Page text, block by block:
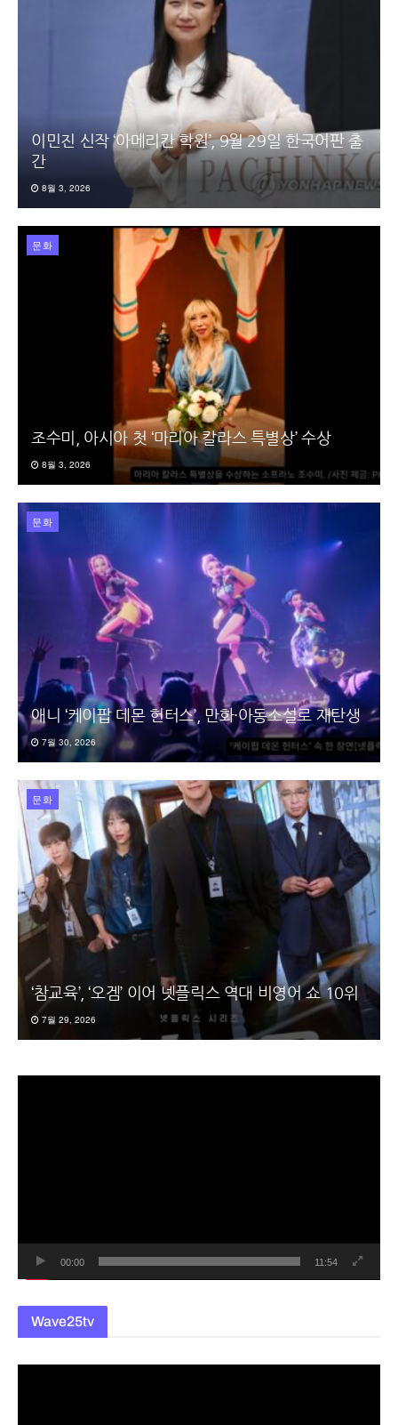
이민진 신작 ‘아메리칸 학원’, 9월 29일 한국어판 출
간
8월 3, 2026
문화
조수미, 아시아 첫 ‘마리아 칼라스 특별상’ 수상
8월 3, 2026
문화
애니 ‘케이팝 데몬 헌터스’, 만화·아동소설로 재탄생
7월 30, 2026
문화
‘참교육’, ‘오겜’ 이어 넷플릭스 역대 비영어 쇼 10위
7월 29, 2026
00:00 11:54
Wave25tv